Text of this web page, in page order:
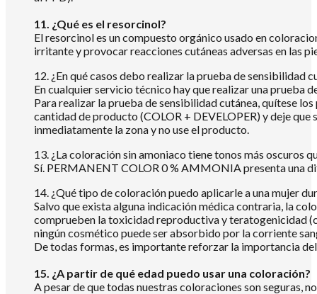
11. ¿Qué es el resorcinol?
El resorcinol es un compuesto orgánico usado en
irritante y provocar reacciones cutáneas adversas en las
12. ¿En qué casos debo realizar la prueba de sensibilidad
En cualquier servicio técnico hay que realizar una prueba
Para realizar la prueba de sensibilidad cutánea, quítese
cantidad de producto (COLOR + DEVELOPER) y deje
inmediatamente la zona y no use el producto.
13. ¿La coloración sin amoniaco tiene tonos más oscuros
Sí. PERMANENT COLOR 0 % AMMONIA presenta una
14. ¿Qué tipo de coloración puedo aplicarle a una mujer
Salvo que exista alguna indicación médica contraria, la
comprueben la toxicidad reproductiva y teratogenicidad
ningún cosmético puede ser absorbido por la corriente
De todas formas, es importante reforzar la importancia
15. ¿A partir de qué edad puedo usar una coloración?
A pesar de que todas nuestras coloraciones son seguras,